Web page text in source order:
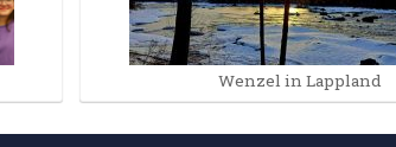
Wenzel in Lappland